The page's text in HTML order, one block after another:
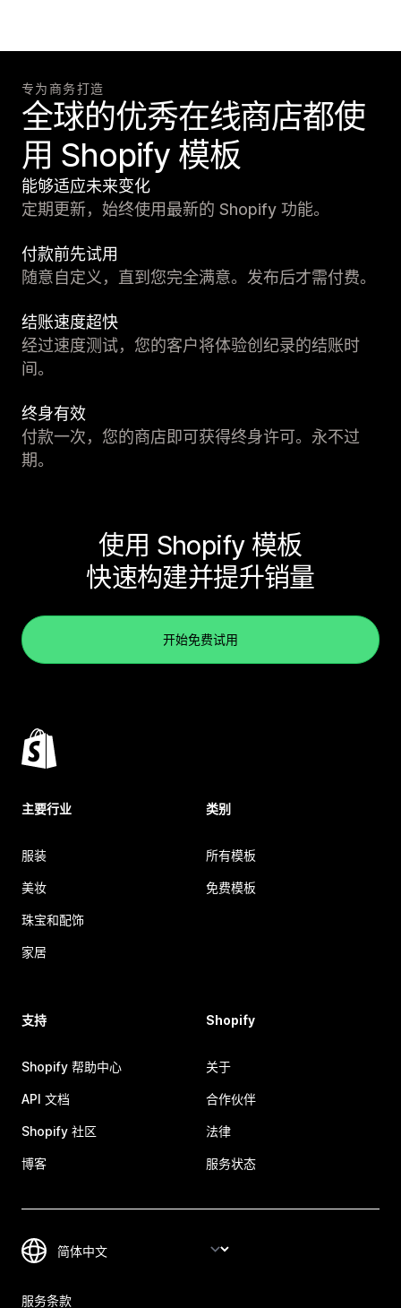
专为商务打造
全球的优秀在线商店都使
用 Shopify 模板
能够适应未来变化
定期更新，始终使用最新的 Shopify 功能。
付款前先试用
随意自定义，直到您完全满意。发布后才需付费。
结账速度超快
经过速度测试，您的客户将体验创纪录的结账时
间。
终身有效
付款一次，您的商店即可获得终身许可。永不过
期。
使用 Shopify 模板
快速构建并提升销量
开始免费试用
主要行业
服装
美妆
珠宝和配饰
家居
类别
所有模板
免费模板
支持
Shopify 帮助中心
API 文档
Shopify 社区
博客
Shopify
关于
合作伙伴
法律
服务状态
服务条款